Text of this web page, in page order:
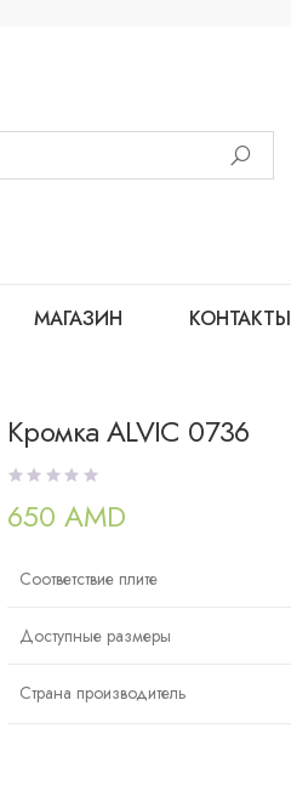
МАГАЗИН КОНТАКТЫ
Кромка ALVIC 0736
650 AMD
Соответствие плите
Доступные размеры
Страна производитель